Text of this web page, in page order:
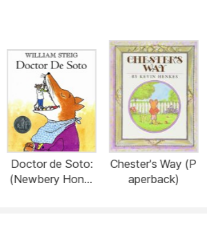
Doctor de Soto:
(Newbery Honor
Chester's Way (P
aperback)